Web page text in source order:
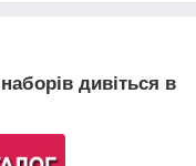
дивіться в